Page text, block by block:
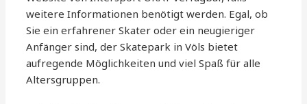
weitere Informationen benötigt werden. Egal, ob
Sie ein erfahrener Skater oder ein neugieriger
Anfänger sind, der Skatepark in Völs bietet
aufregende Möglichkeiten und viel Spaß für alle
Altersgruppen.